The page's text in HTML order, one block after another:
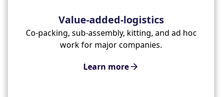
Value-added-logistics
Co-packing, sub-assembly, kitting, and ad hoc
work for major companies.
Learn more